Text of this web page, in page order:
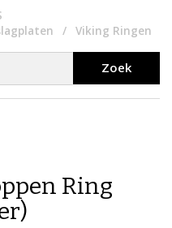
Viking Ringen
Zoek
Ring